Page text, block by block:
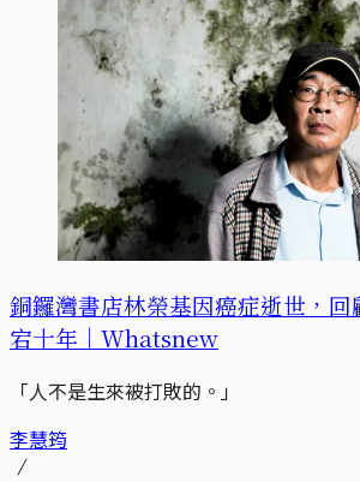
銅鑼灣書店林榮基因癌症逝世，
宕十年｜Whatsnew
「人不是生來被打敗的。」
李慧筠